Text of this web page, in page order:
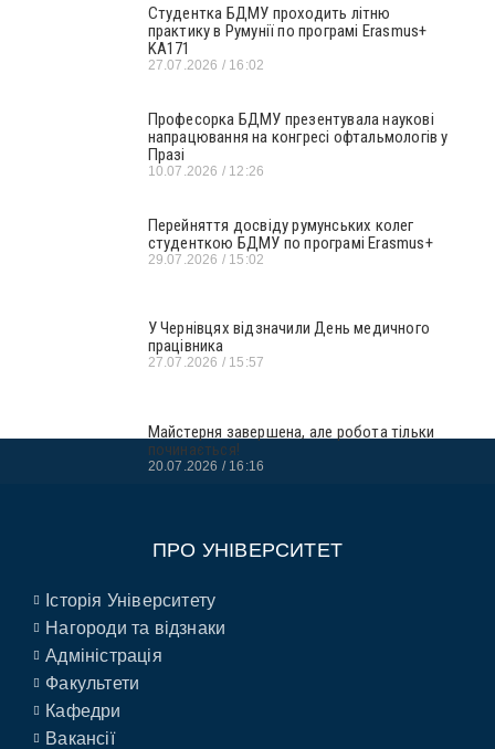
Студентка БДМУ проходить літню
практику в Румунії по програмі Erasmus+
KA171
27.07.2026 16:02
Професорка БДМУ презентувала наукові
напрацювання на конгресі офтальмологів у
Празі
10.07.2026 12:26
Перейняття досвіду румунських колег
студенткою БДМУ по програмі Erasmus+
29.07.2026 15:02
У Чернівцях відзначили День медичного
працівника
27.07.2026 15:57
Майстерня завершена, але робота тільки
починається!
20.07.2026 16:16
ПРО УНІВЕРСИТЕТ
Історія Університету
Нагороди та відзнаки
Адміністрація
Факультети
Кафедри
Вакансії